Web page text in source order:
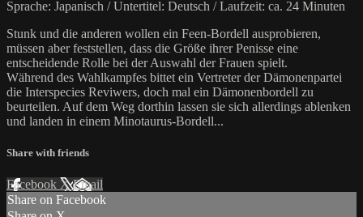
Sprache: Japanisch / Untertitel: Deutsch / Laufzeit: ca. 24 Minuten
Stunk und die anderen wollen ein Feen-Bordell ausprobieren,
müssen aber feststellen, dass die Größe ihrer Penisse eine
entscheidende Rolle bei der Auswahl der Frauen spielt.
Während des Wahlkampfes bittet ein Vertreter der Dämonenpartei
die Interspecies Reviwers, doch mal ein Dämonenbordell zu
beurteilen. Auf dem Weg dorthin lassen sie sich allerdings ablenken
und landen in einem Minotaurus-Bordell...
Share with friends
Facebook XEmail
Share on Facebook